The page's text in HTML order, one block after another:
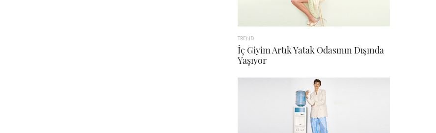
TREND
İç Giyim Artık Yatak Odasının Dışında
Yaşıyor